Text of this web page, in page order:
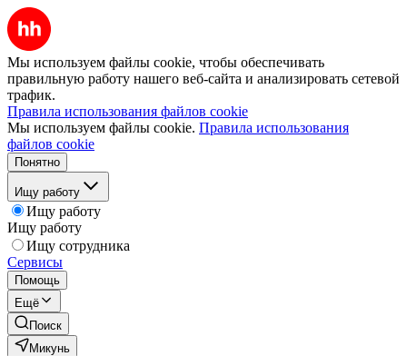
Мы используем файлы cookie, чтобы обеспечивать
правильную работу нашего веб-сайта и анализировать сетевой
трафик.
Правила использования файлов cookie
Мы используем файлы cookie. Правила использования
файлов cookie
Понятно
Ищу работу
Ищу работу
Ищу работу
Ищу сотрудника
Сервисы
Помощь
Ещё
Поиск
Микунь